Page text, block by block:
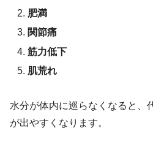
肥満
関節痛
筋力低下
肌荒れ
水分が体内に巡らなくなると、
が出やすくなります。